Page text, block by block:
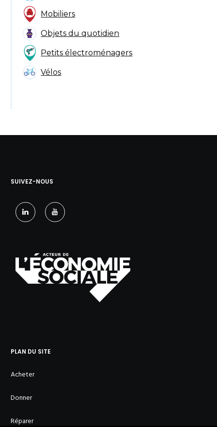
Mobiliers
Objets du quotidien
Petits électroménagers
Vélos
SUIVEZ-NOUS
PLAN DU SITE
Acheter
Donner
Réparer